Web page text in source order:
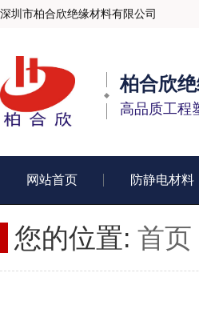
深圳市柏合欣绝缘材料有限公司
柏合欣
高品质工程
网站首页 防静电材料
您的位置: 首页